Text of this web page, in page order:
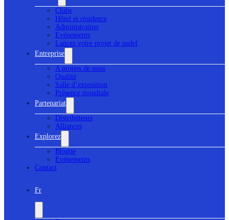
Clubs
Hôtel et résidence
Administration
Evénements
Lancez votre projet de padel
Entreprise
A propos de nous
Qualité
Salle d’exposition
Présence mondiale
Partenariat
Distributeurs
Alliances
Explorez
Blogue
Evénements
Contact
Fr